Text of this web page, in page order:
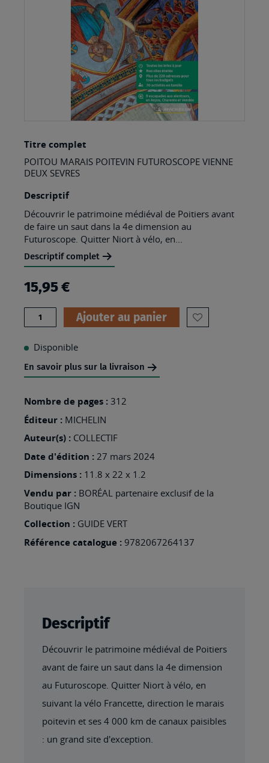
to
the
of
the
images
gallery
Titre complet
POITOU MARAIS POITEVIN FUTUROSCOPE VIENNE
DEUX SEVRES
Descriptif
Découvrir le patrimoine médiéval de Poitiers avant
de faire un saut dans la 4e dimension au
Futuroscope. Quitter Niort à vélo, en...
Descriptif complet
15,95 €
Quantité Ajouter au panier
AJOUTER
FUTUROSCOPE
Disponible
En savoir plus sur la livraison
Nombre de pages : 312
Éditeur : MICHELIN
Auteur(s) : COLLECTIF
Date d'édition : 27 mars 2024
Dimensions : 11.8 x 22 x 1.2
Vendu par : BORÉAL partenaire exclusif de la
Boutique IGN
Collection : GUIDE VERT
Référence catalogue : 9782067264137
Descriptif
Découvrir le patrimoine médiéval de Poitiers
avant de faire un saut dans la 4e dimension
au Futuroscope. Quitter Niort à vélo, en
suivant la vélo Francette, direction le marais
poitevin et ses 4 000 km de canaux paisibles
: un grand site d'exception.